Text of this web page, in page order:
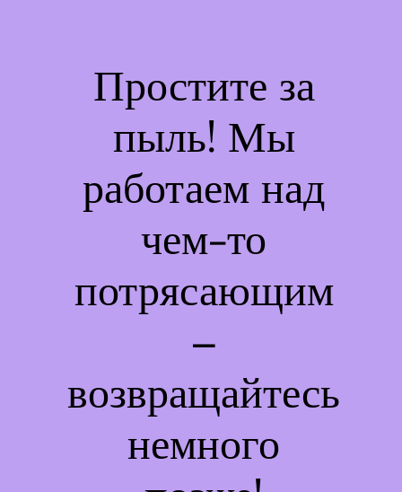
Простите за
пыль! Мы
работаем над
чем-то
потрясающим
–
возвращайтесь
немного